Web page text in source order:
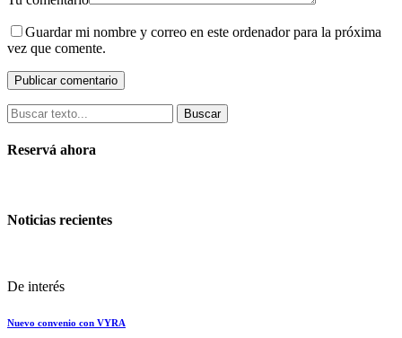
Guardar mi nombre y correo en este ordenador para la próxima
vez que comente.
Buscar
Reservá ahora
Noticias recientes
De interés
Nuevo convenio con VYRA